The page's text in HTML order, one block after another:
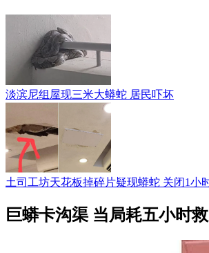
淡滨尼组屋现三米大蟒蛇 居民吓坏
土司工坊天花板掉碎片疑现蟒蛇 关闭1小
巨蟒卡沟渠 当局耗五小时